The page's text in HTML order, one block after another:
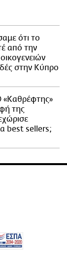
ότι το
από την
στην Κύπρο
της
best sellers;